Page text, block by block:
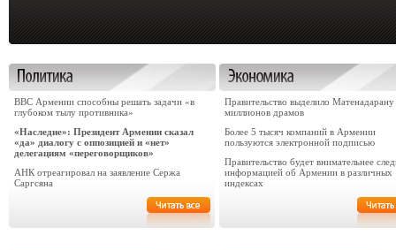
ВВС Армении способны решать задачи «в
глубоком тылу противника»
«Наследие»: Президент Армении сказал
«да» диалогу с оппозицией и «нет»
делегациям «переговорщиков»
АНК отреагировал на заявление Сержа
Саргсяна
Правительство выделило
миллионов драмов
Более 5 тысяч компаний в Армении
пользуются электронной подписью
Правительство будет внимательнее
информацией об Армении в различных
индексах